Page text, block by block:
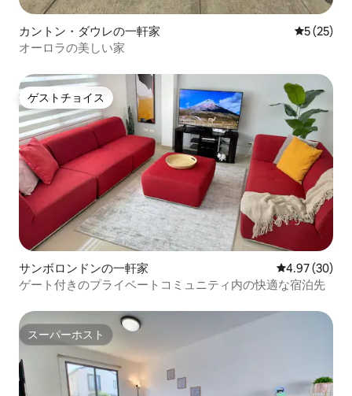
カントン・ダウレの一軒家 レビュー
5 (25)
オーロラの美しい家
ゲストチョイス
ゲストチョイス
サンボロンドンの一軒家 レビュー30
4.97 (30)
ゲート付きのプライベートコミュニティ内の快適な宿泊先
スーパーホスト
スーパーホスト